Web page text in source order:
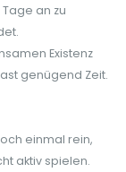
an zu
Existenz
genügend Zeit.
einmal rein,
aktiv spielen.